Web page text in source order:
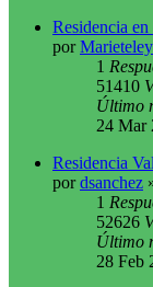
Residencia
porMarieteley
1
51410
Último
24 Mar
Residencia
pordsanchez
1
52626
Último
28 Feb